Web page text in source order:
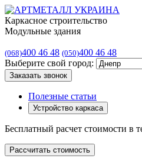
Каркасное строительство
Модульные здания
(068)400 46 48 (050)400 46 48
Выберите свой город:
Заказать звонок
Полезные статьи
Устройство каркаса
Бесплатный расчет стоимости в
Рассчитать стоимость